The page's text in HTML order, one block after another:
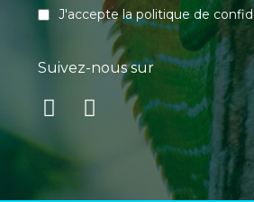
J'accepte lapolitique de
Suivez-nous sur